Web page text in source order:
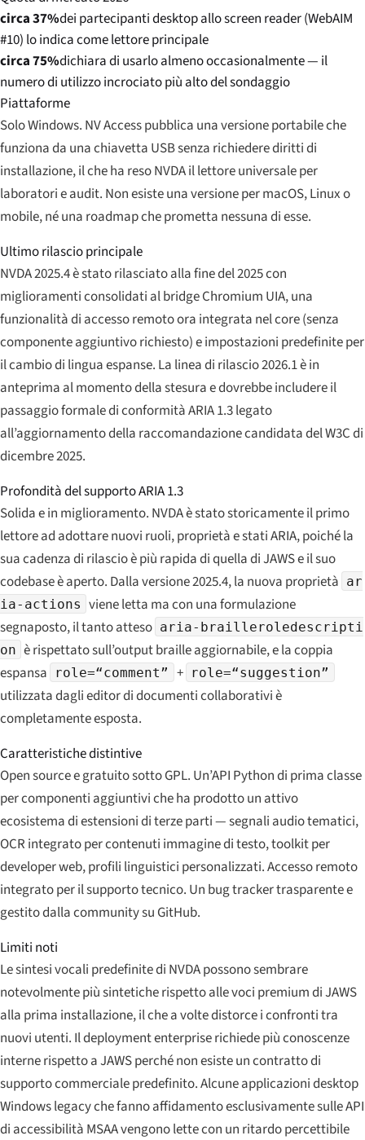
circa 37%dei partecipanti desktop allo screen reader (WebAIM
#10) lo indica come lettore principale
circa 75%dichiara di usarlo almeno occasionalmente — il
numero di utilizzo incrociato più alto del sondaggio
Piattaforme
Solo Windows. NV Access pubblica una versione portabile che
funziona da una chiavetta USB senza richiedere diritti di
installazione, il che ha reso NVDA il lettore universale per
laboratori e audit. Non esiste una versione per macOS, Linux o
mobile, né una roadmap che prometta nessuna di esse.
Ultimo rilascio principale
NVDA 2025.4 è stato rilasciato alla fine del 2025 con
miglioramenti consolidati al bridge Chromium UIA, una
funzionalità di accesso remoto ora integrata nel core (senza
componente aggiuntivo richiesto) e impostazioni predefinite per
il cambio di lingua espanse. La linea di rilascio 2026.1 è in
anteprima al momento della stesura e dovrebbe includere il
passaggio formale di conformità ARIA 1.3 legato
all’aggiornamento della raccomandazione candidata del W3C di
dicembre 2025.
Profondità del supporto ARIA 1.3
Solida e in miglioramento. NVDA è stato storicamente il primo
lettore ad adottare nuovi ruoli, proprietà e stati ARIA, poiché la
sua cadenza di rilascio è più rapida di quella di JAWS e il suo
codebase è aperto. Dalla versione 2025.4, la nuova proprietà ar
ia-actions viene letta ma con una formulazione
segnaposto, il tanto atteso aria-brailleroledescripti
on è rispettato sull’output braille aggiornabile, e la coppia
espansa
role=“comment” + role=“suggestion”
utilizzata dagli editor di documenti collaborativi è
completamente esposta.
Caratteristiche distintive
Open source e gratuito sotto GPL. Un’API Python di prima classe
per componenti aggiuntivi che ha prodotto un attivo
ecosistema di estensioni di terze parti — segnali audio tematici,
OCR integrato per contenuti immagine di testo, toolkit per
developer web, profili linguistici personalizzati. Accesso remoto
integrato per il supporto tecnico. Un bug tracker trasparente e
gestito dalla community su GitHub.
Limiti noti
Le sintesi vocali predefinite di NVDA possono sembrare
notevolmente più sintetiche rispetto alle voci premium di JAWS
alla prima installazione, il che a volte distorce i confronti tra
nuovi utenti. Il deployment enterprise richiede più conoscenze
interne rispetto a JAWS perché non esiste un contratto di
supporto commerciale predefinito. Alcune applicazioni desktop
Windows legacy che fanno affidamento esclusivamente sulle API
di accessibilità MSAA vengono lette con un ritardo percettibile